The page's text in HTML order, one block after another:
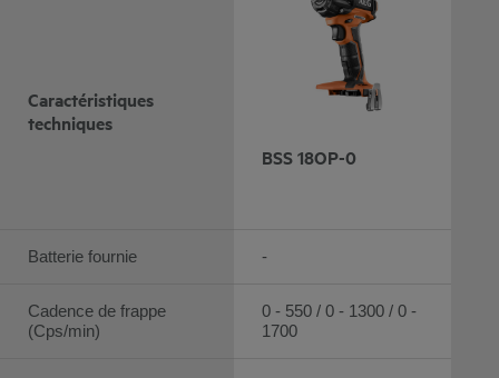
Caractéristiques
techniques
Batterie fournie
Cadence de frappe
(Cps/min)
BSS 18OP-0
-
0 - 550 / 0 - 1300 / 0 -
1700